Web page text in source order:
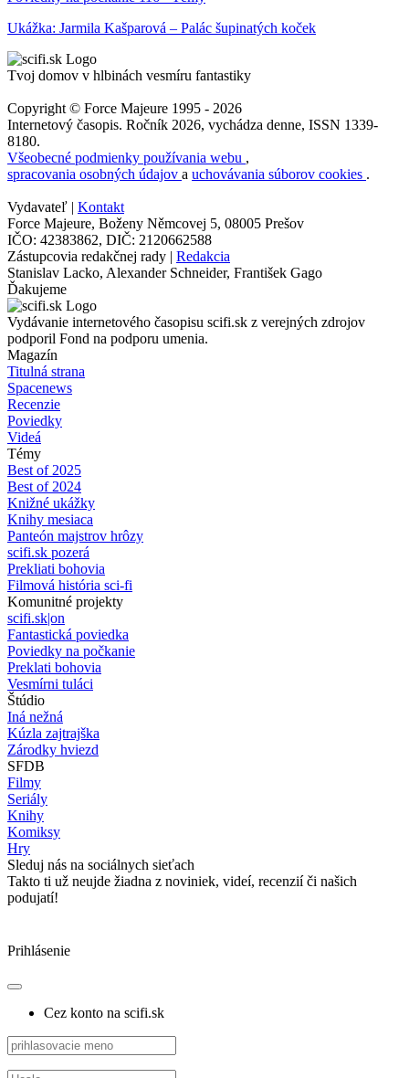
Ukážka: Jarmila Kašparová – Palác šupinatých koček
Tvoj domov v hlbinách vesmíru fantastiky
Copyright © Force Majeure 1995 - 2026
Internetový časopis. Ročník 2026, vychádza denne, ISSN 1339-
8180.
Všeobecné podmienky používania webu ,
spracovania osobných údajov a uchovávania súborov cookies .
Vydavateľ | Kontakt
Force Majeure, Boženy Němcovej 5, 08005 Prešov
IČO: 42383862, DIČ: 2120662588
Zástupcovia redakčnej rady | Redakcia
Stanislav Lacko, Alexander Schneider, František Gago
Ďakujeme
Vydávanie internetového časopisu scifi.sk z verejných zdrojov
podporil Fond na podporu umenia.
Magazín
Titulná strana
Spacenews
Recenzie
Poviedky
Videá
Témy
Best of 2025
Best of 2024
Knižné ukážky
Knihy mesiaca
Panteón majstrov hrôzy
scifi.sk pozerá
Prekliati bohovia
Filmová história sci-fi
Komunitné projekty
scifi.sk|on
Fantastická poviedka
Poviedky na počkanie
Preklati bohovia
Vesmírni tuláci
Štúdio
Iná nežná
Kúzla zajtrajška
Zárodky hviezd
SFDB
Filmy
Seriály
Knihy
Komiksy
Hry
Sleduj nás na sociálnych sieťach
Takto ti už neujde žiadna z noviniek, videí, recenzií či našich
podujatí!
Prihlásenie
Cez konto na scifi.sk